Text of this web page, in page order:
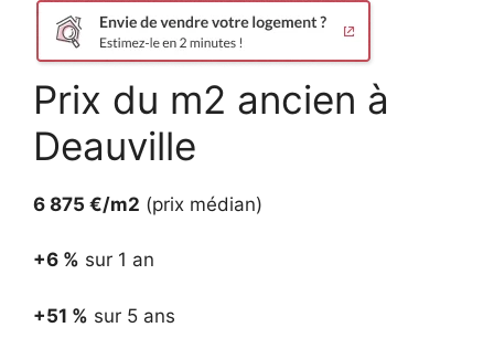
Prix du m2 ancien à
Deauville
6 875 €/m2 (prix médian)
+6 % sur 1 an
+51 % sur 5 ans